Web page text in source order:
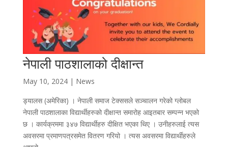
नेपाली पाठशालाको दीक्षान्त
May 10, 2024| News
ड्यालस (अमेरिका) । नेपाली समाज टेक्ससले सञ्चालन गरेको ग्लोबल
नेपाली पाठशालाका विद्यार्थीहरुको दीक्षान्त समारोह आइतबार सम्पन्न भएको
छ । कार्यक्रममा ३४७ विद्यार्थीहरु दीक्षित भएका थिए । उनीहरुलाई त्यस
अवसरमा प्रमाणपत्रसमेत वितरण गरियो । त्यस अवसरमा विद्यार्थीहरुले